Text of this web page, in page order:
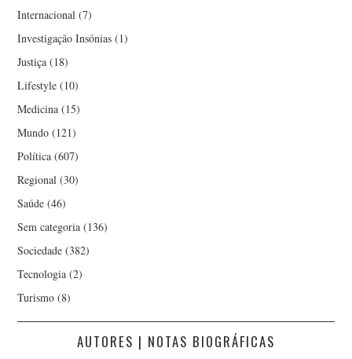
Internacional (7)
Investigação Insónias (1)
Justiça (18)
Lifestyle (10)
Medicina (15)
Mundo (121)
Política (607)
Regional (30)
Saúde (46)
Sem categoria (136)
Sociedade (382)
Tecnologia (2)
Turismo (8)
AUTORES | NOTAS BIOGRÁFICAS